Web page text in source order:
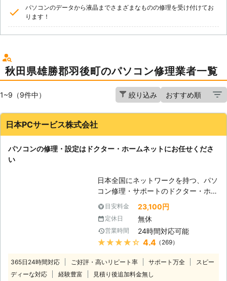
パソコンのデータから液晶までさまざまなものの修理を受け付けてお
ります！
秋田県雄勝郡羽後町のパソコン修理業者一覧
1~9（9件中） 絞り込み
日本PCサービス株式会社
パソコンの修理・設定はドクター・ホームネットにお任せくださ
い
日本全国にネットワークを持つ、パソ
コン修理・サポートのドクター・ホー
ムネット。高品質のサービスが選ばれ
て年間10万件以上のサポート実績が
あります。「起動しない」、「インタ
ーネットが繋がらない」、「ウイルス
に感染した」、「データを誤って削除
を最短即日で駆けつけて、その場で解
決。メーカー・年式問わず、すべての
目安料金 23,100円
定休日 無休
営業時間 24時間対応可能
★★★★★ 4.4（269）
365日24時間対応 ご好評・高いリピート率 サポート万全
スピー
ディーな対応
経験豊富 見積り後追加料金無し